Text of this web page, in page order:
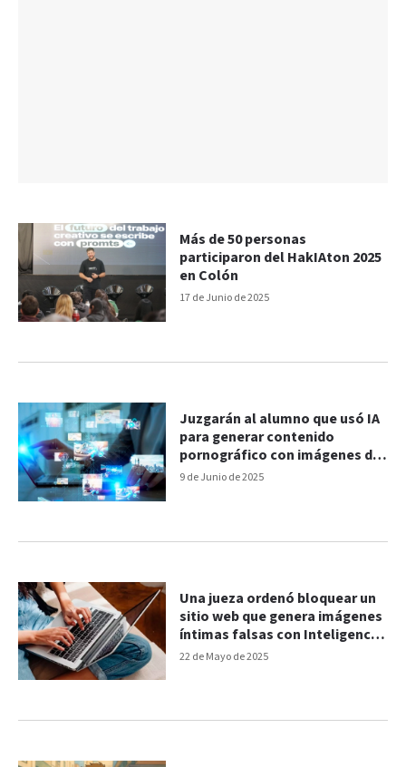
17 de Junio de 2025
Más de 50 personas
participaron del HakIAton 2025
en Colón
9 de Junio de 2025
Juzgarán al alumno que usó IA
para generar contenido
pornográfico con imágenes de
sus compañeras
22 de Mayo de 2025
Una jueza ordenó bloquear un
sitio web que genera imágenes
íntimas falsas con Inteligencia
Artificial